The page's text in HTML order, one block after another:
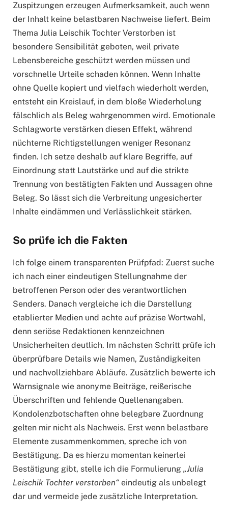
Zuspitzungen erzeugen Aufmerksamkeit, auch wenn
der Inhalt keine belastbaren Nachweise liefert. Beim
Thema Julia Leischik Tochter Verstorben ist
besondere Sensibilität geboten, weil private
Lebensbereiche geschützt werden müssen und
vorschnelle Urteile schaden können. Wenn Inhalte
ohne Quelle kopiert und vielfach wiederholt werden,
entsteht ein Kreislauf, in dem bloße Wiederholung
fälschlich als Beleg wahrgenommen wird. Emotionale
Schlagworte verstärken diesen Effekt, während
nüchterne Richtigstellungen weniger Resonanz
finden. Ich setze deshalb auf klare Begriffe, auf
Einordnung statt Lautstärke und auf die strikte
Trennung von bestätigten Fakten und Aussagen ohne
Beleg. So lässt sich die Verbreitung ungesicherter
Inhalte eindämmen und Verlässlichkeit stärken.
So prüfe ich die Fakten
Ich folge einem transparenten Prüfpfad: Zuerst suche
ich nach einer eindeutigen Stellungnahme der
betroffenen Person oder des verantwortlichen
Senders. Danach vergleiche ich die Darstellung
etablierter Medien und achte auf präzise Wortwahl,
denn seriöse Redaktionen kennzeichnen
Unsicherheiten deutlich. Im nächsten Schritt prüfe ich
überprüfbare Details wie Namen, Zuständigkeiten
und nachvollziehbare Abläufe. Zusätzlich bewerte ich
Warnsignale wie anonyme Beiträge, reißerische
Überschriften und fehlende Quellenangaben.
Kondolenzbotschaften ohne belegbare Zuordnung
gelten mir nicht als Nachweis. Erst wenn belastbare
Elemente zusammenkommen, spreche ich von
Bestätigung. Da es hierzu momentan keinerlei
Bestätigung gibt, stelle ich die Formulierung „Julia
Leischik Tochter verstorben“ eindeutig als unbelegt
dar und vermeide jede zusätzliche Interpretation.